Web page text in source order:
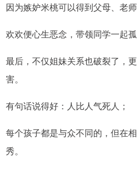
因为嫉妒米桃可以得到父母、老
欢欢便心生恶念，带领同学一起
最后，不仅姐妹关系也破裂了，
害。
有句话说得好：人比人气死人；
每个孩子都是与众不同的，但在
秀。